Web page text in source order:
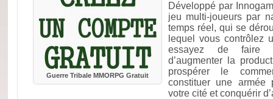
Guerre Tribale MMORPG Gratuit
Développé par
jeu multi-joueurs par
temps réel, qui se
lequel vous contrôlez
essayez de faire
d’augmenter la
prospérer le
constituer une armée
votre cité et conquérir